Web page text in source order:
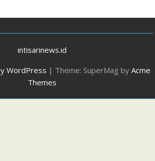
intisarinews.id
WordPress | Theme: SuperMag by Acme
Themes